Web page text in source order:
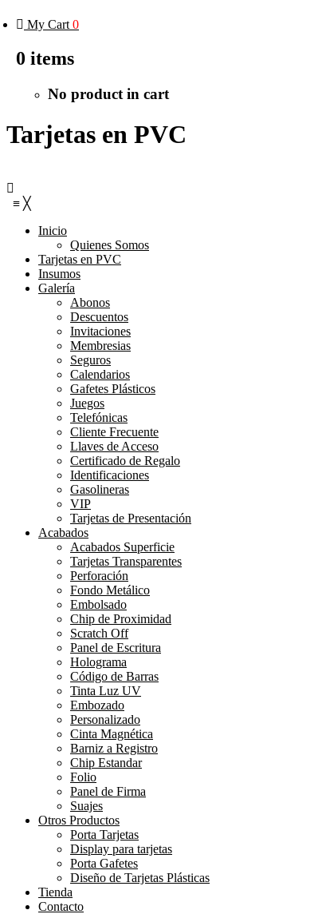
My Cart 0
0 items
No product in cart
Tarjetas en PVC
≡ ╳
Inicio
Quienes Somos
Tarjetas en PVC
Insumos
Galería
Abonos
Descuentos
Invitaciones
Membresias
Seguros
Calendarios
Gafetes Plásticos
Juegos
Telefónicas
Cliente Frecuente
Llaves de Acceso
Certificado de Regalo
Identificaciones
Gasolineras
VIP
Tarjetas de Presentación
Acabados
Acabados Superficie
Tarjetas Transparentes
Perforación
Fondo Metálico
Embolsado
Chip de Proximidad
Scratch Off
Panel de Escritura
Holograma
Código de Barras
Tinta Luz UV
Embozado
Personalizado
Cinta Magnética
Barniz a Registro
Chip Estandar
Folio
Panel de Firma
Suajes
Otros Productos
Porta Tarjetas
Display para tarjetas
Porta Gafetes
Diseño de Tarjetas Plásticas
Tienda
Contacto